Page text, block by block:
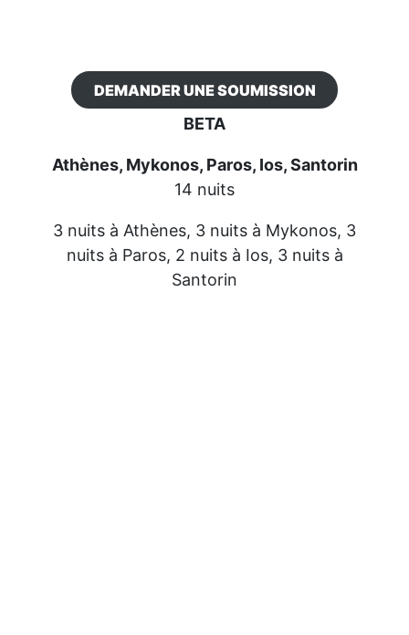
DEMANDER UNE SOUMISSION
BETA
Athènes, Mykonos, Paros, Ios, Santorin
14 nuits
3 nuits à Athènes, 3 nuits à Mykonos, 3
nuits à Paros, 2 nuits à Ios, 3 nuits à
Santorin